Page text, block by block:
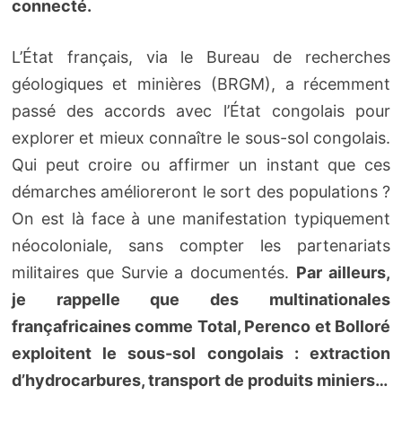
connecté.
L’État français, via le Bureau de recherches
géologiques et minières (BRGM), a récemment
passé des accords avec l’État congolais pour
explorer et mieux connaître le sous-sol congolais.
Qui peut croire ou affirmer un instant que ces
démarches amélioreront le sort des populations ?
On est là face à une manifestation typiquement
néocoloniale, sans compter les partenariats
militaires que Survie a documentés. Par ailleurs,
je rappelle que des multinationales
françafricaines comme Total, Perenco et Bolloré
exploitent le sous-sol congolais : extraction
d’hydrocarbures, transport de produits miniers…